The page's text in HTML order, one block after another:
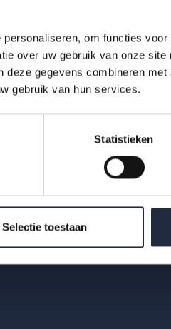
om functies
over uw gebruik van onze
gegevens combineren
gebruik van hun services.
Statistieken
Selectie toestaan